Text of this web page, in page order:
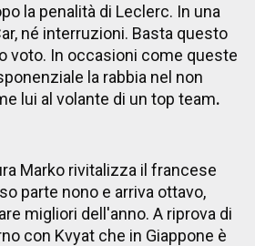
la penalità di Leclerc. In una
né interruzioni. Basta questo
voto. In occasioni come queste
la rabbia nel non
lui al volante di un top team.
Marko rivitalizza il francese
parte nono e arriva ottavo,
migliori dell'anno. A riprova di
con Kvyat che in Giappone è